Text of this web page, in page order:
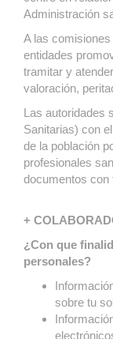
Administración
A las
entidades
tramitar y
valoración,
Las autoridades
Sanitarias) con
de la población
profesionales
documentos con
+
¿Con que
personales?
sobre tu